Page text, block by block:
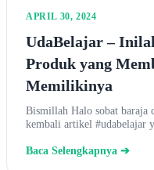
APRIL 30, 2024
UdaBelajar –
Produk yang
Memilikinya
Bismillah Halo sobat
kembali artikel #udabelajar
Baca Selengkapnya ➔